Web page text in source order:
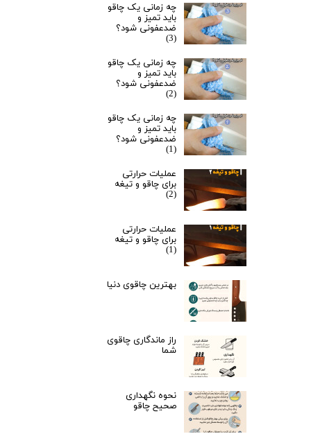
چه زمانی یک چاقو
باید تمیز و
ضدعفونی شود؟
(3)
چه زمانی یک چاقو
باید تمیز و
ضدعفونی شود؟
(2)
چه زمانی یک چاقو
باید تمیز و
ضدعفونی شود؟
(1)
عملیات حرارتی
برای چاقو و تیغه
(2)
عملیات حرارتی
برای چاقو و تیغه
(1)
بهترین چاقوی دنیا
راز ماندگاری چاقوی
شما
نحوه نگهداری
صحیح چاقو